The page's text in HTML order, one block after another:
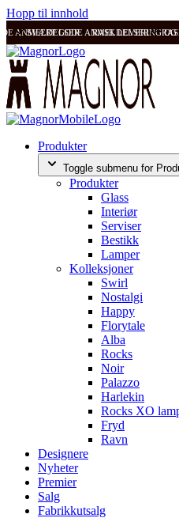
Hopp til innhold
ANMELDELSER RASK LEVERING
SVÆRT GODE ANMELDELSER
Produkter
Toggle submenu for
Produkter
Glass
Interiør
Serviser
Bestikk
Lamper
Kolleksjoner
Swirl
Nostalgi
Happy
Florytale
Alba
Rocks
Noir
Palazzo
Harlekin
Rocks XO
Fryd
Ravn
Designere
Nyheter
Premier
Salg
Fabrikkutsalg